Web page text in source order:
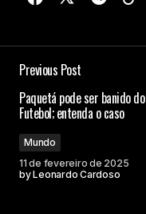
Previous Post
Paquetá pode ser banido do
Futebol; entenda o caso
Mundo
11 de fevereiro de 2025
byLeonardo Cardoso